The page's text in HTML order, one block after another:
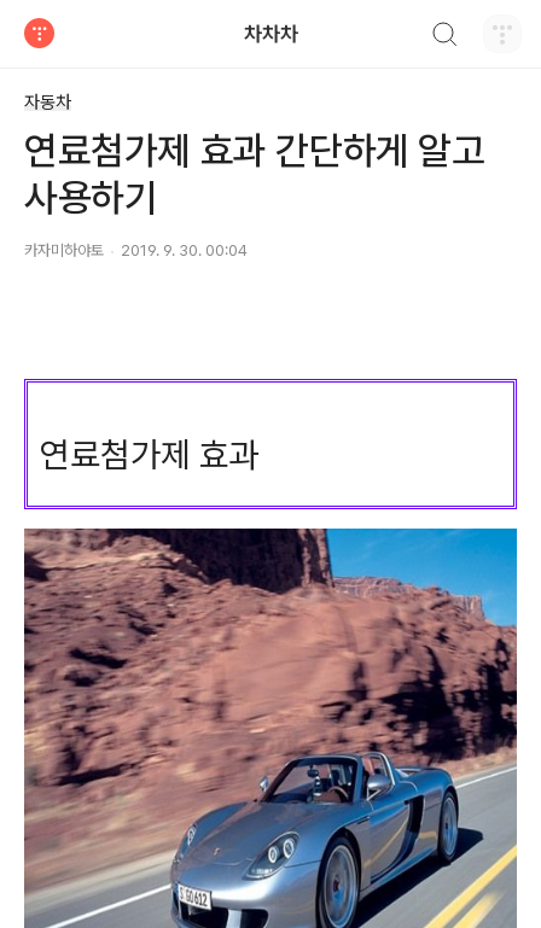
차차차
자동차
연료첨가제 효과 간단하게 알고
사용하기
카자미하야토 2019. 9. 30. 00:04
연료첨가제 효과